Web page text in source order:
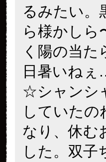
るみたい。
ら様かしら
く陽の当た
日暑いねぇ
☆シャンシ
していたの
なり、休む
した。双子